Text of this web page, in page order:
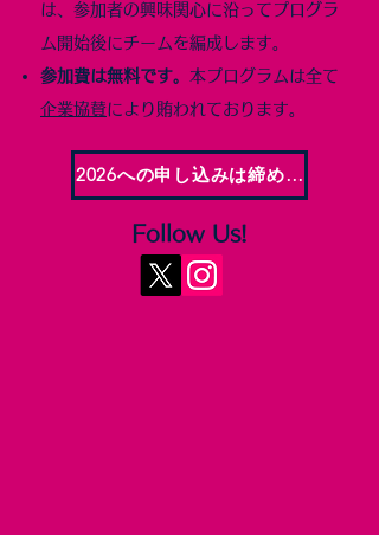
は、参加者の興味関心に沿ってプログラ
ム開始後にチームを編成します。
​参加費は無料です。 本プログラムは全て
企業協賛により賄われております。
2026への申し込みは締め切りました
Follow Us!